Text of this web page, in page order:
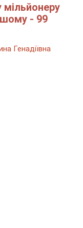
- 99
Генадіївна